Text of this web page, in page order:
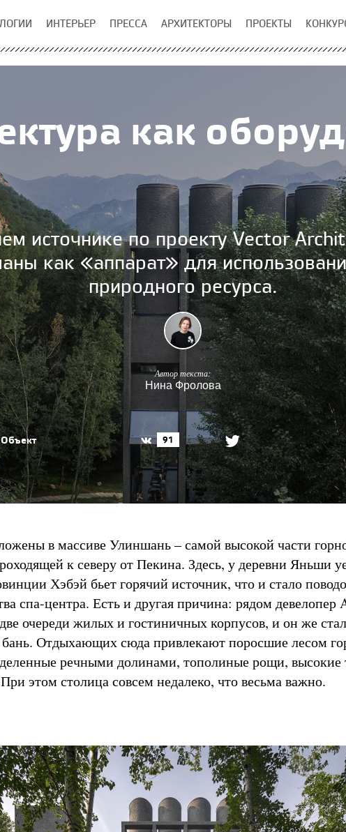
ИНТЕРЬЕР ПРЕССА АРХИТЕКТОРЫ ПРОЕКТЫ
как
источнике по проекту Vector
как «аппарат» для
природного ресурса.
Автор текста:
Нина Фролова
Объект 91
в массиве Улиншань – самой высокой части
к северу от Пекина. Здесь, у деревни Яньши
Хэбэй бьет горячий источник, что и стало
спа-центра. Есть и другая причина: рядом девелопер
очереди жилых и гостиничных корпусов, и он же стал
бань. Отдыхающих сюда привлекают поросшие лесом
речными долинами, тополиные рощи, высокие
этом столица совсем недалеко, что весьма важно.